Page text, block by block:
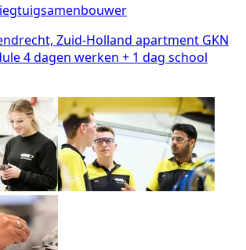
Zuid-Holland apartment GKN
4 dagen werken + 1 dag school